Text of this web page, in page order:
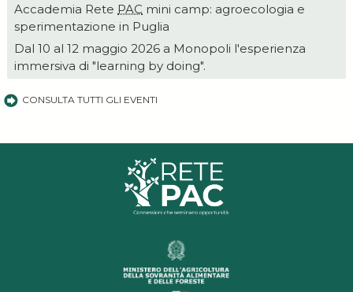
Accademia Rete PAC mini camp: agroecologia e
sperimentazione in Puglia
Dal 10 al 12 maggio 2026 a Monopoli l'esperienza
immersiva di "learning by doing".
CONSULTA TUTTI GLI EVENTI